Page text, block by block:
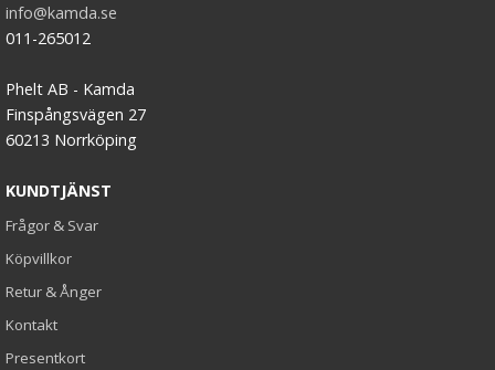
info@kamda.se
011-265012
Phelt AB - Kamda
Finspångsvägen 27
60213 Norrköping
KUNDTJÄNST
Frågor & Svar
Köpvillkor
Retur & Ånger
Kontakt
Presentkort